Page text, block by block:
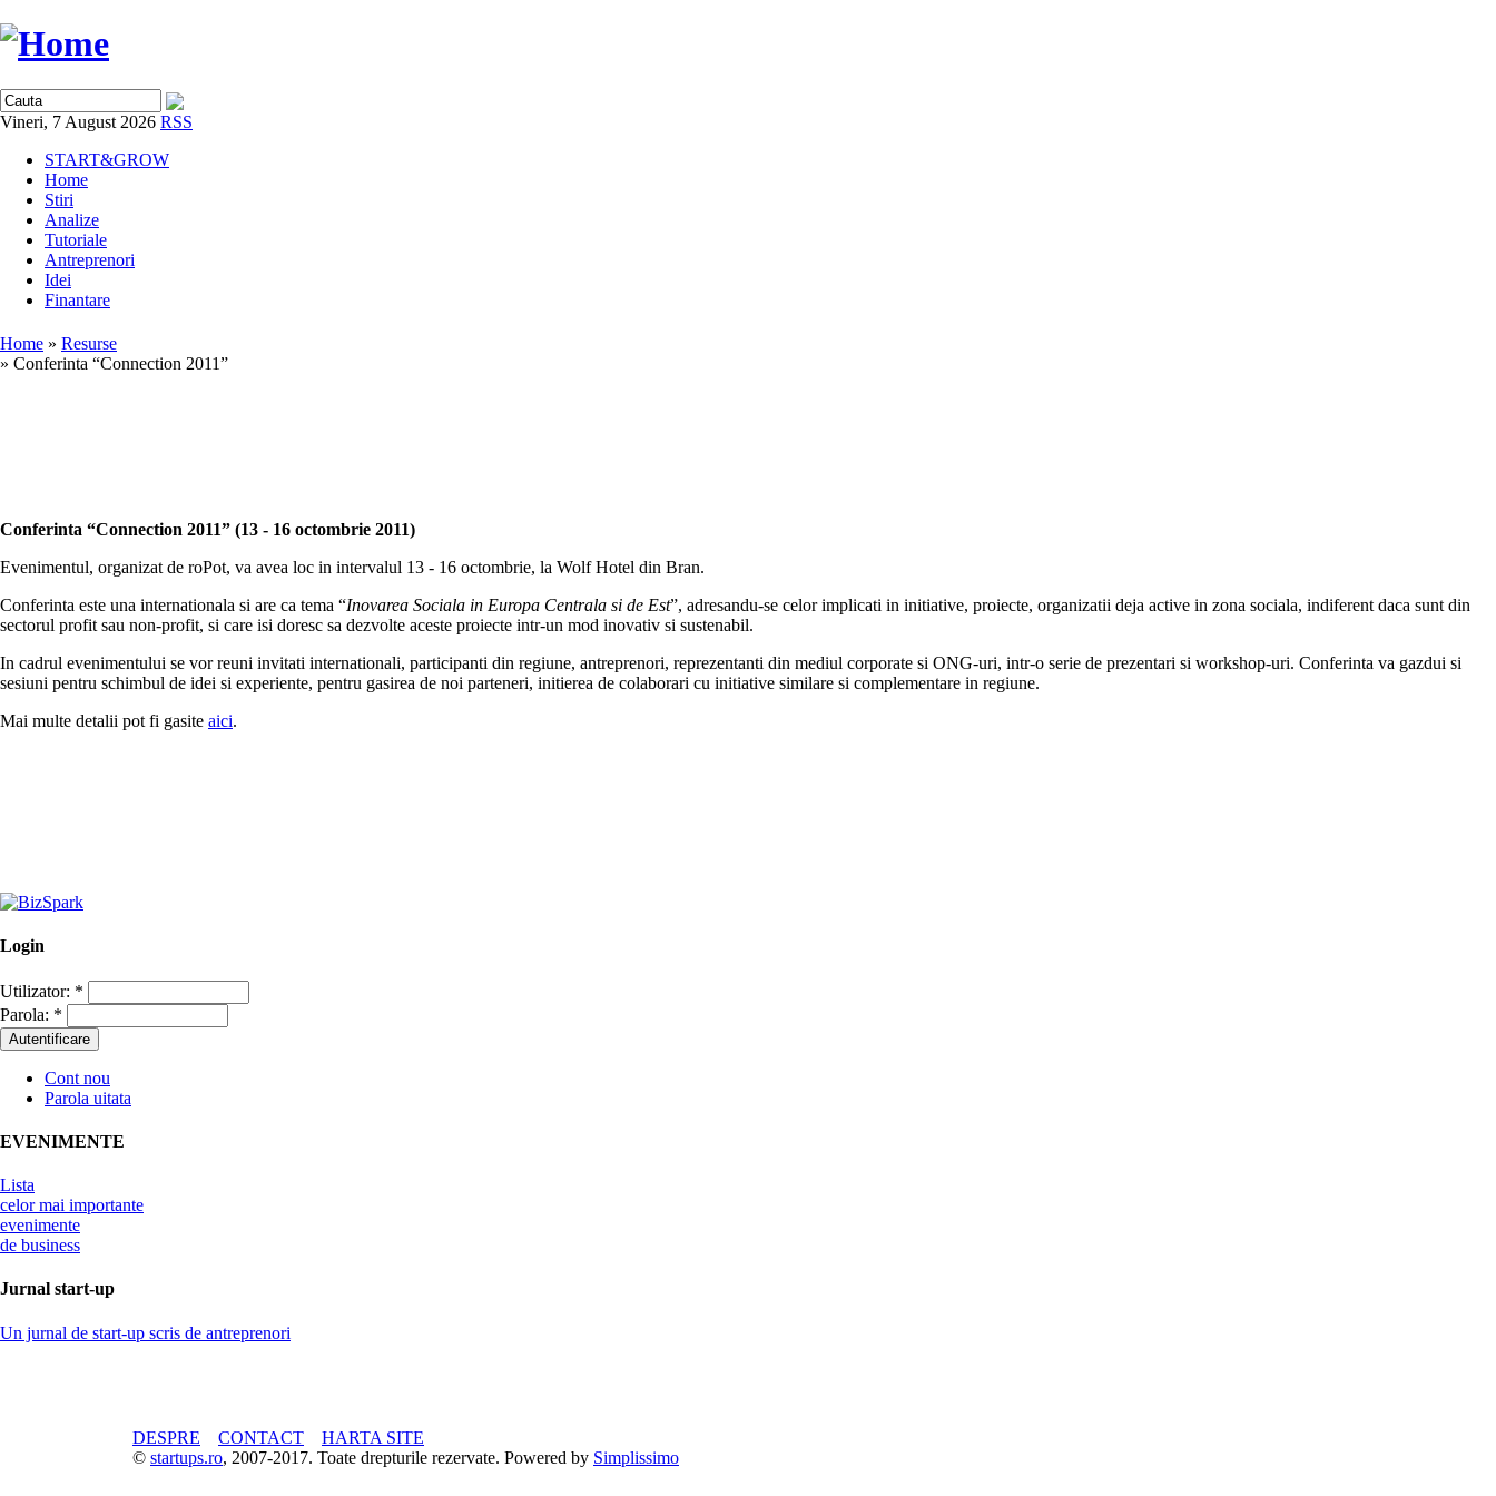
Vineri, 7 August 2026 RSS
START&GROW
Home
Stiri
Analize
Tutoriale
Antreprenori
Idei
Finantare
Home » Resurse
» Conferinta “Connection 2011”
Conferinta “Connection 2011” (13 - 16 octombrie 2011)
Evenimentul, organizat de roPot, va avea loc in intervalul 13 - 16 octombrie, la Wolf Hotel din Bran.
Conferinta este una internationala si are ca tema “Inovarea Sociala in Europa Centrala si de Est”, adresandu-se celor implicati in initiative, proiecte, organizatii deja active in zona sociala, indiferent daca sunt din
sectorul profit sau non-profit, si care isi doresc sa dezvolte aceste proiecte intr-un mod inovativ si sustenabil.
In cadrul evenimentului se vor reuni invitati internationali, participanti din regiune, antreprenori, reprezentanti din mediul corporate si ONG-uri, intr-o serie de prezentari si workshop-uri. Conferinta va gazdui si
sesiuni pentru schimbul de idei si experiente, pentru gasirea de noi parteneri, initierea de colaborari cu initiative similare si complementare in regiune.
Mai multe detalii pot fi gasite aici.
Login
Utilizator: *
Parola: *
Cont nou
Parola uitata
EVENIMENTE
Lista
celor mai importante
evenimente
de business
Jurnal start-up
Un jurnal de start-up scris de antreprenori
DESPRE CONTACT
HARTA SITE
© startups.ro, 2007-2017. Toate drepturile rezervate. Powered by Simplissimo